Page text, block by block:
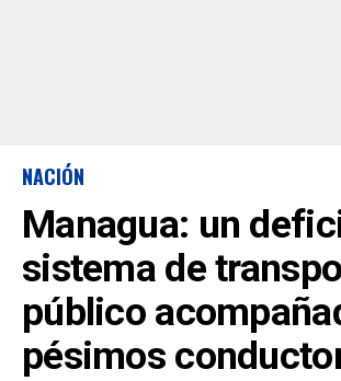
NACIÓN
Managua: un
sistema de
público
pésimos